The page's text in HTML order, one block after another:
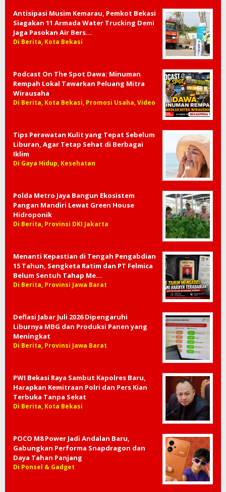
Antisipasi Musim Kemarau, Pemkot Bekasi
Siagakan 11 Armada Water Trucking Demi
Jaga Pasokan Air Bers…
Di Berita, Kota Bekasi
Podcast On The Spot Dawa: Minuman
Rempah Lokal Tawarkan Peluang Mitra
Wirausaha
Di Berita, Kota Bekasi, Promosi Usaha, Video
Tips Perawatan Kulit yang Tepat Sebelum
Liburan, Agar Tetap Sehat di Berbagai
Iklim
Di Gaya Hidup, Kesehatan
Polda Metro Jaya Bangun Ekosistem
Pangan Mandiri Lewat Green House
Hidroponik
Di Berita, Provinsi DKI Jakarta
Menanti Kepastian di Tengah Pengabdian
15 Tahun, Sengketa Ratim dan PT Felmica
Belum Sentuh Tahap Me…
Di Berita, Provinsi Jawa Barat
Deflasi Jabar Juli 2026 Dipengaruhi
Liburnya MBG dan Produksi Panen yang
Meningkat
Di Berita, Provinsi Jawa Barat
PWI Bekasi Raya Sambut Kapolres Baru,
Harapkan Kemitraan Polri dan Pers Kian
Terbuka Tanpa Sekat
Di Berita, Kota Bekasi
POCO M8 Power Jadi Andalan Baru,
Gabungkan Performa Snapdragon dan
Daya Tahan Panjang
Di Ponsel & Gadget